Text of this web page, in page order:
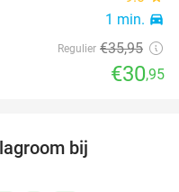
1 min. directions_car
Regulier €35,95
€30,95
bij